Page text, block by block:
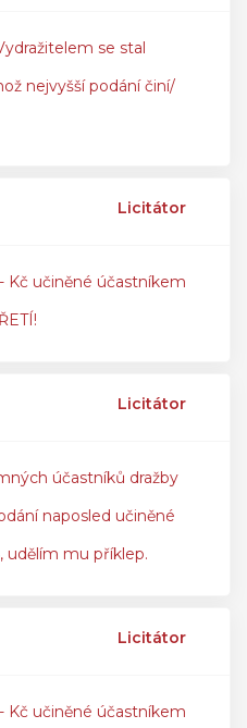
se stal
nejvyšší podání činí/
Licitátor
Kč učiněné účastníkem
Licitátor
účastníků dražby
naposled učiněné
, udělím mu příklep.
Licitátor
Kč učiněné účastníkem